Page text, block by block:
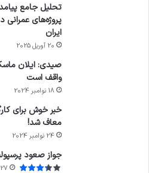
تحلیل جامع
پروژه‌های
ایران
20 آوریل 2025
صیدی: ایلان
واقف است
18 نوامبر 2024
خبر خوش برای
معاف شد!
24 نوامبر 2024
جواز صعود
27 نوامبر 2023